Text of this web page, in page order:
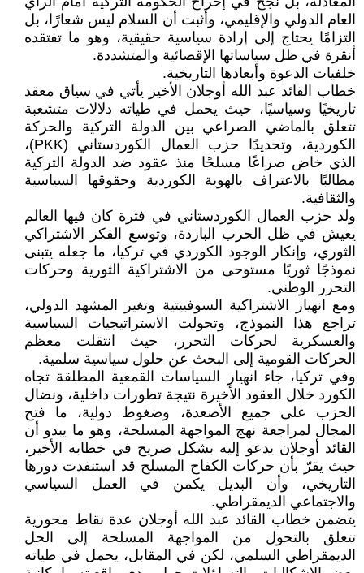
العام الدولي والإقليمي، وأثبت أن السلام ليس شعارًا، بل
التزامًا يحتاج إلى إرادة سياسية حقيقية، وهو ما تفتقده
أنقرة في ظل سياساتها الإقصائية والمتشددة.
خلفيات الدعوة وأبعادها التاريخية.
خطاب القائد عبد الله أوجلان الأخير يأتي في سياق معقد
تاريخيًا وسياسيًا، حيث يحمل في طياته دلالات متشعبة
تتعلق بالماضي الصراعي بين الدولة التركية والحركة
الكوردية، وتحديدًا حزب العمال الكوردستاني (PKK)،
الذي خاض صراعًا مسلحًا منذ عقود ضد الدولة التركية
مطالبًا بالاعتراف بالهوية الكوردية وحقوقها السياسية
والثقافية.
ولد حزب العمال الكوردستاني في فترة كان فيها العالم
يعيش في ظل الحرب الباردة، وتوسع الفكر الاشتراكي
الثوري، وإنكار الوجود الكوردي في تركيا، ما جعله يتبنى
نموذجًا ثوريًا مستوحى من الاشتراكية الثورية وحركات
التحرر الوطني.
ومع انهيار الاشتراكية السوفييتية وتغير المشهد الدولي،
تراجع هذا النموذج، وتحولت الاستراتيجيات السياسية
والعسكرية لحركات التحرر، حيث انتقلت معظم
الحركات القومية إلى البحث عن حلول سياسية سلمية.
وفي تركيا، جاء انهيار السياسات القمعية المطلقة تجاه
الكورد خلال العقود الأخيرة نتيجة تطورات داخلية، ونضال
الحزب على جميع الأصعدة، وضغوط دولية، ما فتح
المجال لمراجعة نهج المواجهة المسلحة، وهو ما يبدو أن
القائد أوجلان يدعو إليه بشكل صريح في خطابه الأخير،
حيث يقرّ بأن حركات الكفاح المسلح قد استنفدت دورها
التاريخي، وأن البديل يكمن في العمل السياسي
والاجتماعي الديمقراطي.
يتضمن خطاب القائد عبد الله أوجلان عدة نقاط محورية
تتعلق بالتحول من المواجهة المسلحة إلى الحل
الديمقراطي السلمي، لكن في المقابل، يحمل في طياته